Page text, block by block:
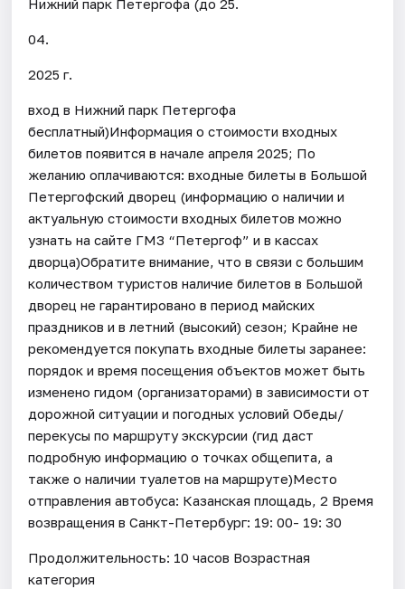
Нижний парк Петергофа (до 25.
04.
2025 г.
вход в Нижний парк Петергофа
бесплатный)Информация о стоимости входных
билетов появится в начале апреля 2025; По
желанию оплачиваются: входные билеты в Большой
Петергофский дворец (информацию о наличии и
актуальную стоимости входных билетов можно
узнать на сайте ГМЗ “Петергоф” и в кассах
дворца)Обратите внимание, что в связи с большим
количеством туристов наличие билетов в Большой
дворец не гарантировано в период майских
праздников и в летний (высокий) сезон; Крайне не
рекомендуется покупать входные билеты заранее:
порядок и время посещения объектов может быть
изменено гидом (организаторами) в зависимости от
дорожной ситуации и погодных условий Обеды/
перекусы по маршруту экскурсии (гид даст
подробную информацию о точках общепита, а
также о наличии туалетов на маршруте)Место
отправления автобуса: Казанская площадь, 2 Время
возвращения в Санкт-Петербург: 19: 00- 19: 30
Продолжительность: 10 часов Возрастная
категория